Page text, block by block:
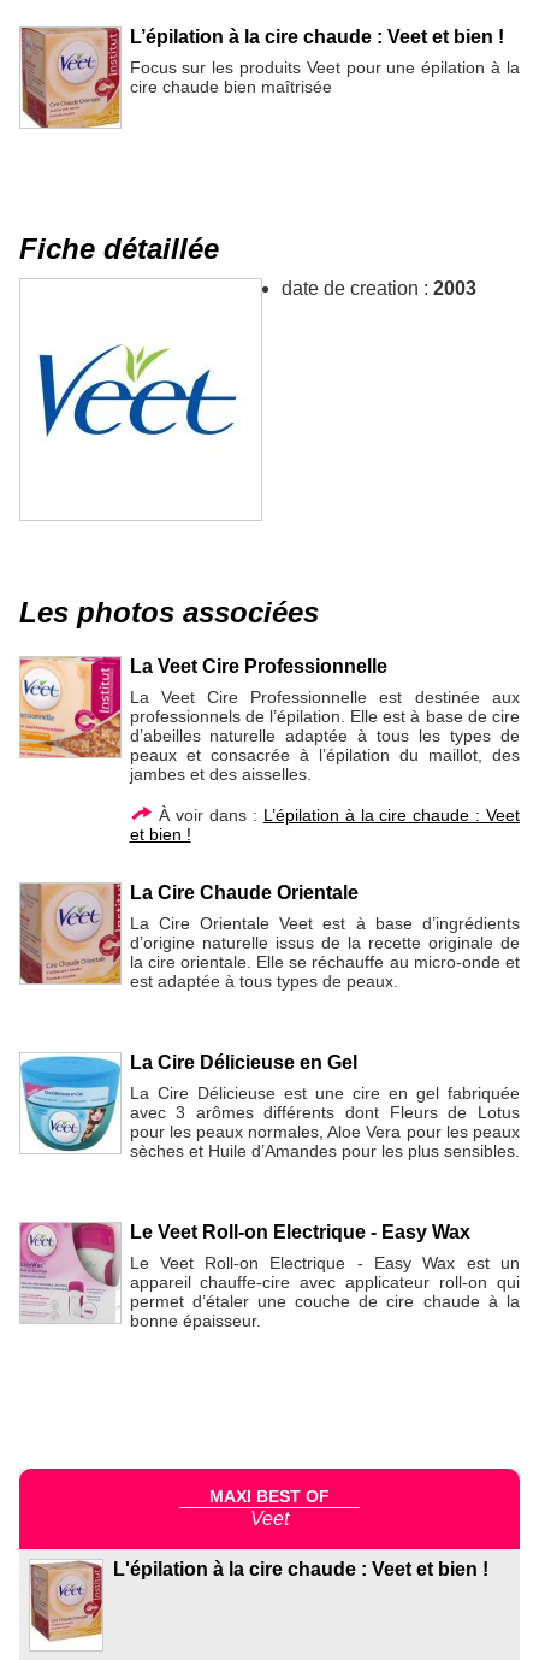
L’épilation à la cire chaude : Veet et bien !
Focus sur les produits Veet pour une épilation à la
cire chaude bien maîtrisée
Fiche détaillée
date de creation : 2003
Les photos associées
La Veet Cire Professionnelle
La Veet Cire Professionnelle est destinée aux
professionnels de l’épilation. Elle est à base de cire
d’abeilles naturelle adaptée à tous les types de
peaux et consacrée à l’épilation du maillot, des
jambes et des aisselles.
À voir dans : L’épilation à la cire chaude : Veet
et bien !
La Cire Chaude Orientale
La Cire Orientale Veet est à base d’ingrédients
d’origine naturelle issus de la recette originale de
la cire orientale. Elle se réchauffe au micro-onde et
est adaptée à tous types de peaux.
La Cire Délicieuse en Gel
La Cire Délicieuse est une cire en gel fabriquée
avec 3 arômes différents dont Fleurs de Lotus
pour les peaux normales, Aloe Vera pour les peaux
sèches et Huile d’Amandes pour les plus sensibles.
Le Veet Roll-on Electrique - Easy Wax
Le Veet Roll-on Electrique - Easy Wax est un
appareil chauffe-cire avec applicateur roll-on qui
permet d’étaler une couche de cire chaude à la
bonne épaisseur.
MAXI BEST OF
Veet
L'épilation à la cire chaude : Veet et bien !